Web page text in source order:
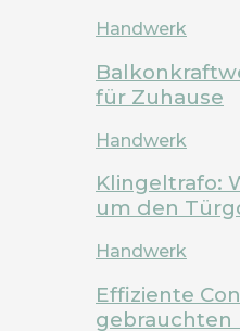
Handwerk
für Zuhause
Handwerk
Klingeltrafo:
um den
Handwerk
Effiziente
gebrauchten